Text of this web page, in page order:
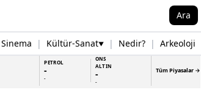
Ara
Sinema | Kültür-Sanat▼ | Nedir? | Arkeoloji
PETROL
-
-
ONS
ALTIN
-
-
Tüm Piyasalar →